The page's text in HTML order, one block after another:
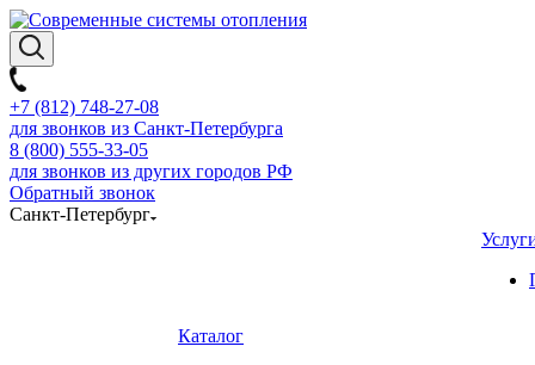
+7 (812) 748-27-08
для звонков из Санкт-Петербурга
8 (800) 555-33-05
для звонков из других городов РФ
Обратный звонок
Санкт-Петербург
Каталог